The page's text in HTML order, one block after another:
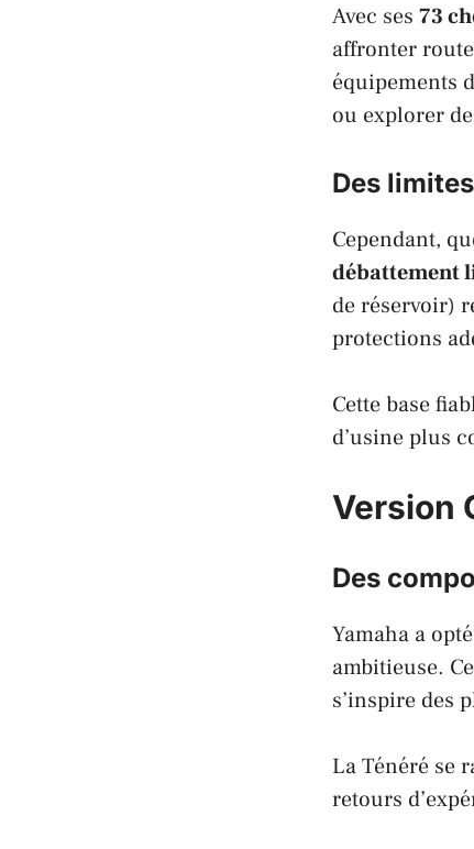
Avec ses 73
affronter
équipements
ou explorer
Des
Cependant,
débattement
de réservoir)
protections
Cette base
d’usine plus
Version
Des
Yamaha a
ambitieuse.
s’inspire des
La Ténéré se
retours